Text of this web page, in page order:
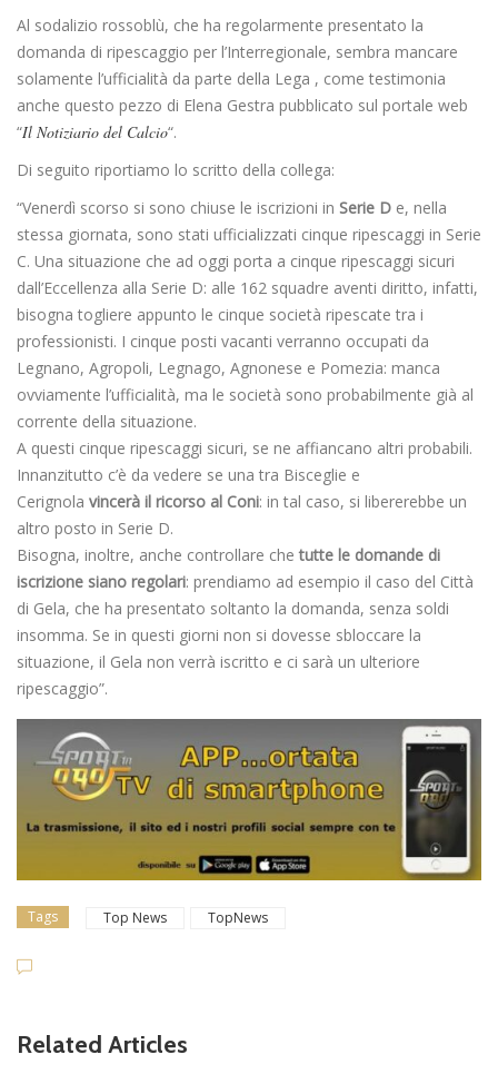
Al sodalizio rossoblù, che ha regolarmente presentato la
domanda di ripescaggio per l’Interregionale, sembra mancare
solamente l’ufficialità da parte della Lega , come testimonia
anche questo pezzo di Elena Gestra pubblicato sul portale web
“Il Notiziario del Calcio“.
Di seguito riportiamo lo scritto della collega:
“Venerdì scorso si sono chiuse le iscrizioni in Serie D e, nella
stessa giornata, sono stati ufficializzati cinque ripescaggi in Serie
C. Una situazione che ad oggi porta a cinque ripescaggi sicuri
dall’Eccellenza alla Serie D: alle 162 squadre aventi diritto, infatti,
bisogna togliere appunto le cinque società ripescate tra i
professionisti. I cinque posti vacanti verranno occupati da
Legnano, Agropoli, Legnago, Agnonese e Pomezia: manca
ovviamente l’ufficialità, ma le società sono probabilmente già al
corrente della situazione.
A questi cinque ripescaggi sicuri, se ne affiancano altri probabili.
Innanzitutto c’è da vedere se una tra Bisceglie e
Cerignola vincerà il ricorso al Coni: in tal caso, si libererebbe un
altro posto in Serie D.
Bisogna, inoltre, anche controllare chetutte le domande di
iscrizione siano regolari: prendiamo ad esempio il caso del Città
di Gela, che ha presentato soltanto la domanda, senza soldi
insomma. Se in questi giorni non si dovesse sbloccare la
situazione, il Gela non verrà iscritto e ci sarà un ulteriore
ripescaggio”.
Tags Top News TopNews
Related Articles